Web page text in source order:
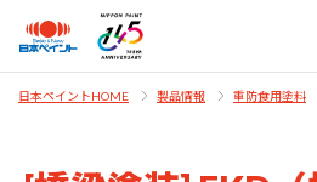
日本ペイントHOME 製品情報 重防食用塗料